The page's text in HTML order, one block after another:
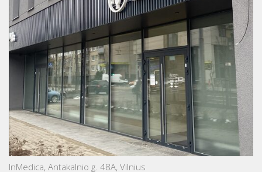
InMedica, Antakalnio g. 48A, Vilnius